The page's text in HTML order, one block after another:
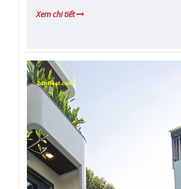
Xem chi tiết